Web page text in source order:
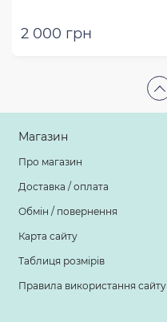
2 000 грн
Магазин
Про магазин
Доставка / оплата
Обмін / повернення
Карта сайту
Таблиця розмірів
Правила використання сайту